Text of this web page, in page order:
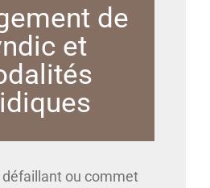
de
et
défaillant ou commet